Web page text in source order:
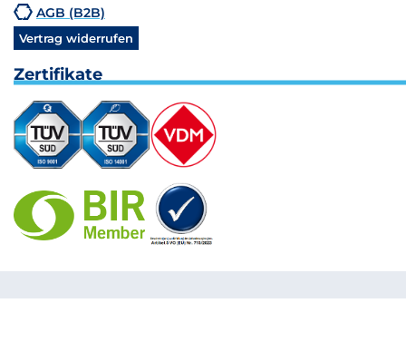
AGB (B2B)
Vertrag widerrufen
Zertifikate